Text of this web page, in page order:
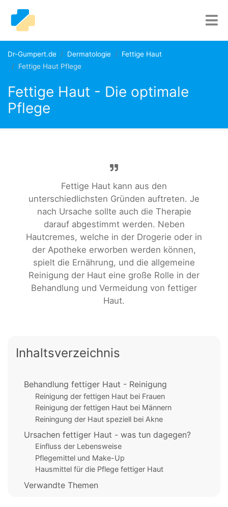
Dr-Gumpert.de Dermatologie
Fettige Haut
Fettige Haut Pflege
Fettige Haut - Die optimale
Pflege
Fettige Haut kann aus den
unterschiedlichsten Gründen auftreten. Je
nach Ursache sollte auch die Therapie
darauf abgestimmt werden. Neben
Hautcremes, welche in der Drogerie oder in
der Apotheke erworben werden können,
spielt die Ernährung, und die allgemeine
Reinigung der Haut eine große Rolle in der
Behandlung und Vermeidung von fettiger
Haut.
Inhaltsverzeichnis
Behandlung fettiger Haut - Reinigung
Reinigung der fettigen Haut bei Frauen
Reinigung der fettigen Haut bei Männern
Reiningung der Haut speziell bei Akne
Ursachen fettiger Haut - was tun dagegen?
Einfluss der Lebensweise
Pflegemittel und Make-Up
Hausmittel für die Pflege fettiger Haut
Verwandte Themen